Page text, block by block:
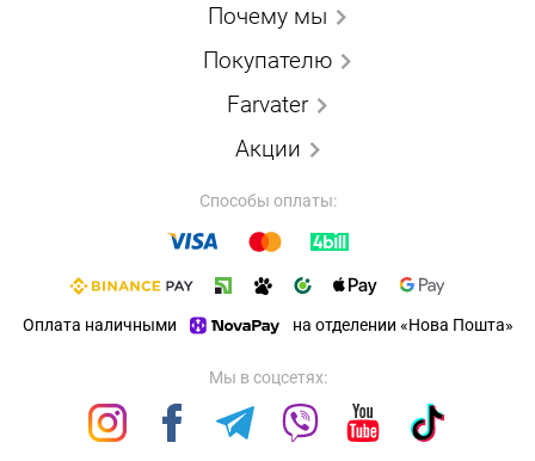
Почему мы
Покупателю
Farvater
Акции
Способы оплаты:
Оплата наличными на отделении «Нова Пошта»
Мы в соцсетях: